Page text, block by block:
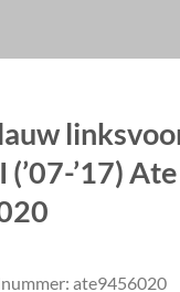
’17)
ate9456020